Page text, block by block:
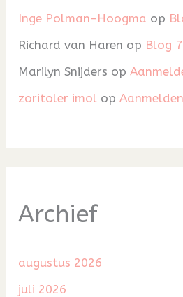
Inge Polman-Hoogma op
Richard van Haren op Blog
Marilyn Snijders op
zoritoler imol op
Archief
augustus 2026
juli 2026